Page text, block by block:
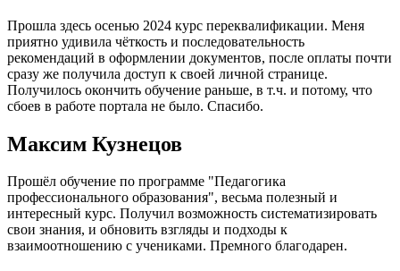
Прошла здесь осенью 2024 курс переквалификации. Меня
приятно удивила чёткость и последовательность
рекомендаций в оформлении документов, после оплаты почти
сразу же получила доступ к своей личной странице.
Получилось окончить обучение раньше, в т.ч. и потому, что
сбоев в работе портала не было. Спасибо.
Максим Кузнецов
Прошёл обучение по программе "Педагогика
профессионального образования", весьма полезный и
интересный курс. Получил возможность систематизировать
свои знания, и обновить взгляды и подходы к
взаимоотношению с учениками. Премного благодарен.